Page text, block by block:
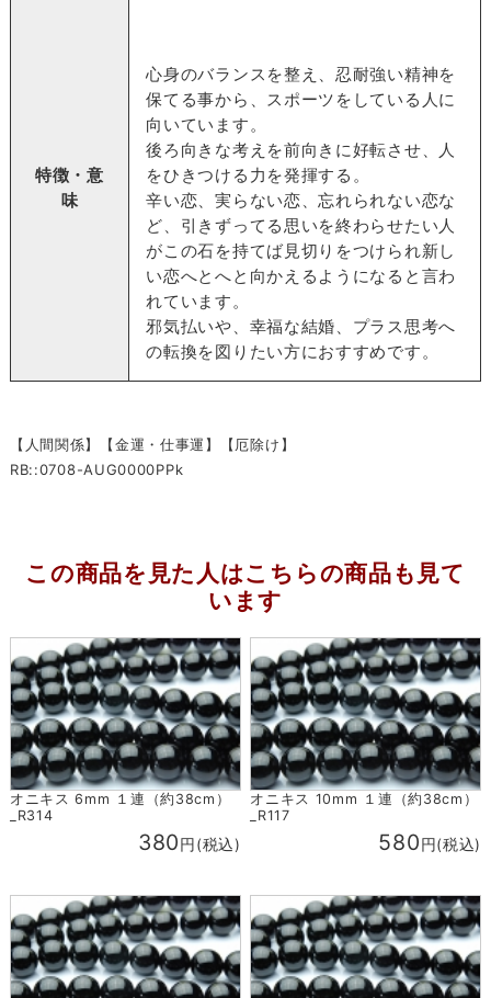
特徴・意
味
心身のバランスを整え、忍耐強い精神を
保てる事から、スポーツをしている人に
向いています。
後ろ向きな考えを前向きに好転させ、人
をひきつける力を発揮する。
辛い恋、実らない恋、忘れられない恋な
ど、引きずってる思いを終わらせたい人
がこの石を持てば見切りをつけられ新し
い恋へとへと向かえるようになると言わ
れています。
邪気払いや、幸福な結婚、プラス思考へ
の転換を図りたい方におすすめです。
【人間関係】【金運・仕事運】【厄除け】
RB::0708-AUG0000PPk
この商品を見た人はこちらの商品も見て
います
オニキス 6mm １連（約38cm）
_R314
380円(税込)
オニキス 10mm １連（約38cm）
_R117
580円(税込)